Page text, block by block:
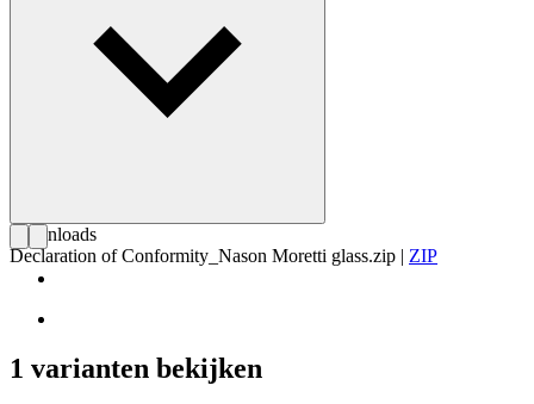
Downloads
Declaration of Conformity_Nason Moretti glass.zip | ZIP
1 varianten bekijken